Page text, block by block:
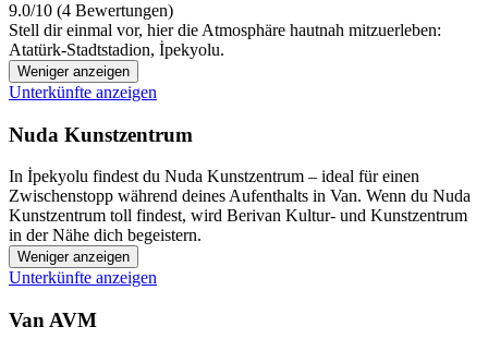
9.0/10 (4 Bewertungen)
Stell dir einmal vor, hier die Atmosphäre hautnah mitzuerleben:
Atatürk-Stadtstadion, İpekyolu.
Weniger anzeigen
Unterkünfte anzeigen
Nuda Kunstzentrum
In İpekyolu findest du Nuda Kunstzentrum – ideal für einen
Zwischenstopp während deines Aufenthalts in Van. Wenn du Nuda
Kunstzentrum toll findest, wird Berivan Kultur- und Kunstzentrum
in der Nähe dich begeistern.
Weniger anzeigen
Unterkünfte anzeigen
Van AVM